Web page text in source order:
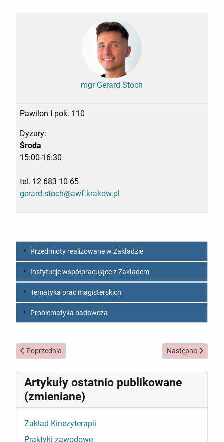
mgr Gerard Stoch
Pawilon I pok. 110
Dyżury:
Środa
15:00-16:30
tel. 12 683 10 65
gerard.stoch@awf.krakow.pl
Przedmioty realizowane w Zakładzie
Instytucje współpracujące z Zakładem
Tematyka prac magisterskich
Problematyka badawcza
Poprzednia strona: Zakład Rehabilitacji w Reumatologii i Geriatrii
Poprzednia Następna strona:
Następna
Artykuły ostatnio publikowane
(zmieniane)
Zakład Kinezyterapii
Praktyki zawodowe